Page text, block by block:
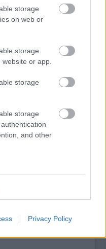
storage
on web or
storage
or app.
storage
storage
and other
Privacy Policy
NYÁRI
id/7879732
adatvédelmi tájékoztatóban.